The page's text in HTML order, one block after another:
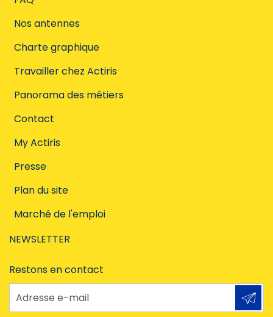
Nos antennes
Charte graphique
Travailler chez Actiris
Panorama des métiers
Contact
My Actiris
Presse
Plan du site
Marché de l'emploi
NEWSLETTER
Restons en contact
Adresse e-mail